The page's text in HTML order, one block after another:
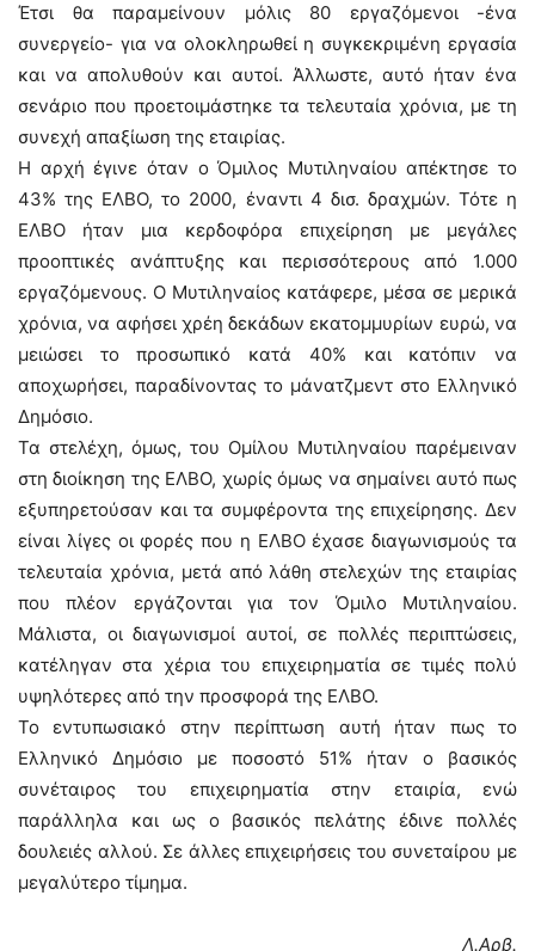
Έτσι θα παραμείνουν μόλις 80 εργαζόμενοι -ένα
συνεργείο- για να ολοκληρωθεί η συγκεκριμένη εργασία
και να απολυθούν και αυτοί. Άλλωστε, αυτό ήταν ένα
σενάριο που προετοιμάστηκε τα τελευταία χρόνια, με τη
συνεχή απαξίωση της εταιρίας.
Η αρχή έγινε όταν ο Όμιλος Μυτιληναίου απέκτησε το
43% της ΕΛΒΟ, το 2000, έναντι 4 δισ. δραχμών. Τότε η
ΕΛΒΟ ήταν μια κερδοφόρα επιχείρηση με μεγάλες
προοπτικές ανάπτυξης και περισσότερους από 1.000
εργαζόμενους. Ο Μυτιληναίος κατάφερε, μέσα σε μερικά
χρόνια, να αφήσει χρέη δεκάδων εκατομμυρίων ευρώ, να
μειώσει το προσωπικό κατά 40% και κατόπιν να
αποχωρήσει, παραδίνοντας το μάνατζμεντ στο Ελληνικό
Δημόσιο.
Τα στελέχη, όμως, του Ομίλου Μυτιληναίου παρέμειναν
στη διοίκηση της ΕΛΒΟ, χωρίς όμως να σημαίνει αυτό πως
εξυπηρετούσαν και τα συμφέροντα της επιχείρησης. Δεν
είναι λίγες οι φορές που η ΕΛΒΟ έχασε διαγωνισμούς τα
τελευταία χρόνια, μετά από λάθη στελεχών της εταιρίας
που πλέον εργάζονται για τον Όμιλο Μυτιληναίου.
Μάλιστα, οι διαγωνισμοί αυτοί, σε πολλές περιπτώσεις,
κατέληγαν στα χέρια του επιχειρηματία σε τιμές πολύ
υψηλότερες από την προσφορά της ΕΛΒΟ.
Το εντυπωσιακό στην περίπτωση αυτή ήταν πως το
Ελληνικό Δημόσιο με ποσοστό 51% ήταν ο βασικός
συνέταιρος του επιχειρηματία στην εταιρία, ενώ
παράλληλα και ως ο βασικός πελάτης έδινε πολλές
δουλειές αλλού. Σε άλλες επιχειρήσεις του συνεταίρου με
μεγαλύτερο τίμημα.
Λ.Αρβ.